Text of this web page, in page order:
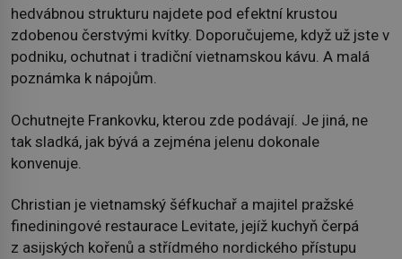
hedvábnou strukturu najdete pod efektní krustou
zdobenou čerstvými kvítky. Doporučujeme, když už jste v
podniku, ochutnat i tradiční vietnamskou kávu. A malá
poznámka k nápojům.
Ochutnejte Frankovku, kterou zde podávají. Je jiná, ne
tak sladká, jak bývá a zejména jelenu dokonale
konvenuje.
Christian je vietnamský šéfkuchař a majitel pražské
finediningové restaurace Levitate, jejíž kuchyň čerpá
z asijských kořenů a střídmého nordického přístupu